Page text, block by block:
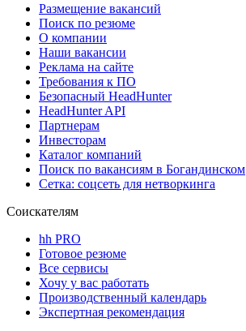
Размещение вакансий
Поиск по резюме
О компании
Наши вакансии
Реклама на сайте
Требования к ПО
Безопасный HeadHunter
HeadHunter API
Партнерам
Инвесторам
Каталог компаний
Поиск по вакансиям в Богандинском
Сетка: соцсеть для нетворкинга
Соискателям
hh PRO
Готовое резюме
Все сервисы
Хочу у вас работать
Производственный календарь
Экспертная рекомендация